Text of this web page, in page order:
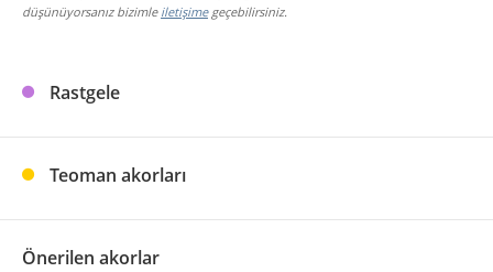
düşünüyorsanız bizimle iletişimegeçebilirsiniz.
Rastgele
Teoman akorları
Önerilen akorlar